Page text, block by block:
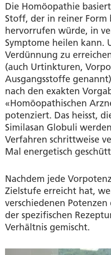
Quellen
Die Homöopathie
Stoff, der in reiner Form
hervorrufen würde, in
Symptome heilen kann.
Verdünnung zu
(auch Urtinkturen,
Ausgangsstoffe
nach den exakten
«Homöopathischen
potenziert. Das heisst,
Similasan Globuli
Verfahren schrittweise
Mal energetisch
Nachdem jede
Zielstufe erreicht hat,
verschiedenen
der spezifischen
Verhältnis gemischt.